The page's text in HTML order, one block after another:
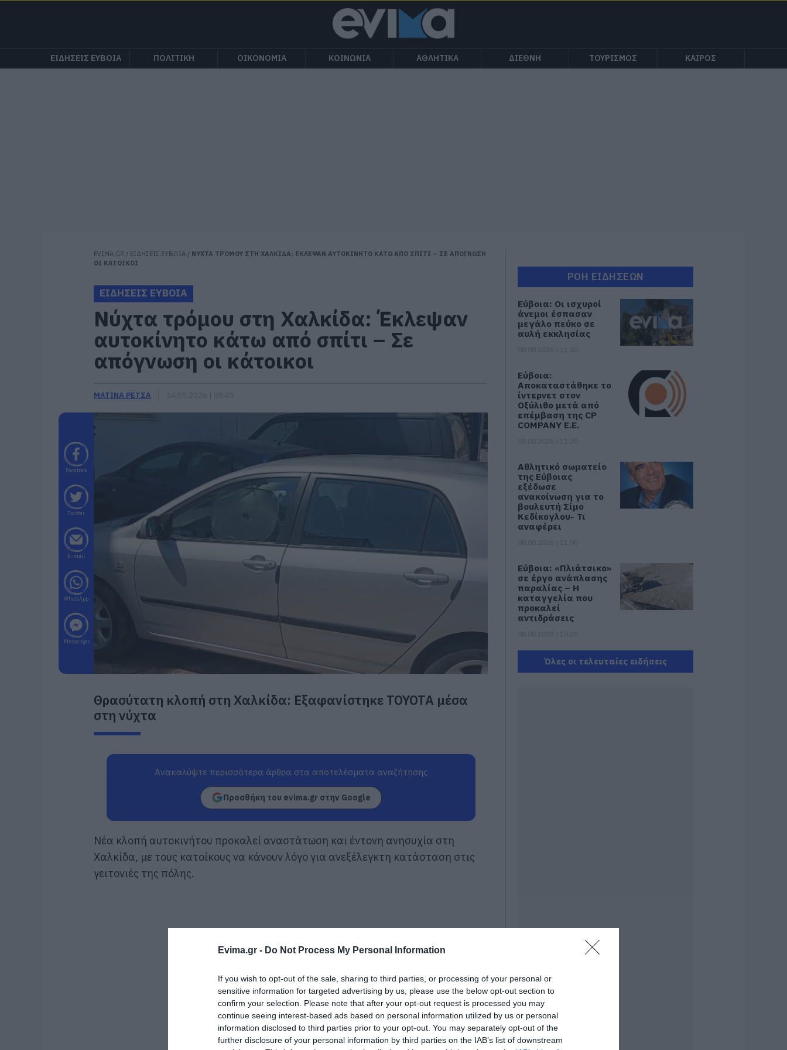
Evima.gr - Do Not Process My Personal Information
If you wish to opt-out of the sale, sharing to third parties, or processing of your personal or
sensitive information for targeted advertising by us, please use the below opt-out section to
confirm your selection. Please note that after your opt-out request is processed you may
continue seeing interest-based ads based on personal information utilized by us or personal
information disclosed to third parties prior to your opt-out. You may separately opt-out of the
further disclosure of your personal information by third parties on the IAB’s list of downstream
ΕΙΔΗΣΕΙΣ ΕΥΒΟΙΑ ΠΟΛΙΤΙΚΗ ΟΙΚΟΝΟΜΙΑ ΚΟΙΝΩΝΙΑ ΑΘΛΗΤΙΚΑ ΔΙΕΘΝΗ ΤΟΥΡΙΣΜΟΣ ΚΑΙΡΟΣ
EVIMA.GR / ΕΙΔΗΣΕΙΣ ΕΥΒΟΙΑ / ΝΥΧΤΑ ΤΡΟΜΟΥ ΣΤΗ ΧΑΛΚΙΔΑ: ΕΚΛΕΨΑΝ ΑΥΤΟΚΙΝΗΤΟ ΚΑΤΩ ΑΠΟ ΣΠΙΤΙ – ΣΕ ΑΠΟΓΝΩΣΗ
ΟΙ ΚΑΤΟΙΚΟΙ
ΕΙΔΗΣΕΙΣ ΕΥΒΟΙΑ
Νύχτα τρόμου στη Χαλκίδα: Έκλεψαν
αυτοκίνητο κάτω από σπίτι – Σε
απόγνωση οι κάτοικοι
ΜΑΤΙΝΑ ΡΕΤΣΑ
Facebook
Twitter
E-mail
WhatsApp
Messenger
Θρασύτατη κλοπή στη Χαλκίδα: Εξαφανίστηκε TOYOTA μέσα
στη νύχτα
Ανακαλύψτε περισσότερα άρθρα στα αποτελέσματα αναζήτησης
Προσθήκη του evima.gr στην Google
Νέα κλοπή αυτοκινήτου προκαλεί αναστάτωση και έντονη ανησυχία στη
Χαλκίδα, με τους κατοίκους να κάνουν λόγο για ανεξέλεγκτη κατάσταση στις
γειτονιές της πόλης.
ΡΟΗ ΕΙΔΗΣΕΩΝ
Εύβοια: Οι ισχυροί
άνεμοι έσπασαν
μεγάλο πεύκο σε
αυλή εκκλησίας
Εύβοια:
Αποκαταστάθηκε το
ίντερνετ στον
Οξύλιθο μετά από
επέμβαση της CP
COMPANY Ε.Ε.
Αθλητικό σωματείο
της Εύβοιας
εξέδωσε
ανακοίνωση για το
βουλευτή Σίμο
Κεδίκογλου- Τι
αναφέρει
Εύβοια: «Πλιάτσικο»
σε έργο ανάπλασης
παραλίας – Η
καταγγελία που
προκαλεί
αντιδράσεις
Χωρίς Internet τώρα
αυτό το χωριό της
γιορτάζουν σήμερα,
Σάββατο 8
Αυγούστου
08.08.2026 | 08:40
Καιρός: Πολύ ζέστη
σήμερα στην
Όλες οι τελευταίες ειδήσεις